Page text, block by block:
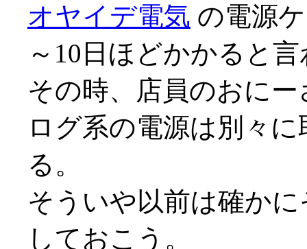
オヤイデ電気 の電源
～10日ほどかかると
その時、店員のおに
ログ系の電源は別々
る。
そういや以前は確か
しておこう。